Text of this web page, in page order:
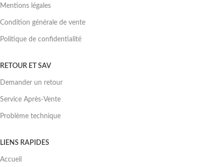
Mentions légales
Condition générale de vente
Politique de confidentialité
RETOUR ET SAV
Demander un retour
Service Après-Vente
Problème technique
LIENS RAPIDES
Accueil